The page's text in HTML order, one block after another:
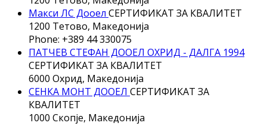
Макси ЛС Дооел СЕРТИФИКАТ ЗА КВАЛИТЕТ
1200 Тетово, Македонија
Phone: +389 44 330075
ПАТЧЕВ СТЕФАН ДООЕЛ ОХРИД - ДАЛГА 1994
СЕРТИФИКАТ ЗА КВАЛИТЕТ
6000 Охрид, Македонија
СЕНКА МОНТ ДООЕЛ СЕРТИФИКАТ ЗА
КВАЛИТЕТ
1000 Скопје, Македонија